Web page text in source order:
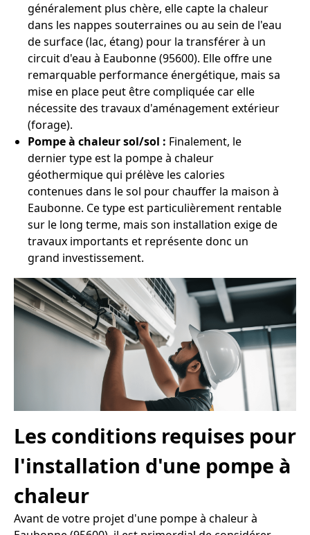
généralement plus chère, elle capte la chaleur
dans les nappes souterraines ou au sein de l'eau
de surface (lac, étang) pour la transférer à un
circuit d'eau à Eaubonne (95600). Elle offre une
remarquable performance énergétique, mais sa
mise en place peut être compliquée car elle
nécessite des travaux d'aménagement extérieur
(forage).
Pompe à chaleur sol/sol : Finalement, le
dernier type est la pompe à chaleur
géothermique qui prélève les calories
contenues dans le sol pour chauffer la maison à
Eaubonne. Ce type est particulièrement rentable
sur le long terme, mais son installation exige de
travaux importants et représente donc un
grand investissement.
Les conditions requises pour
l'installation d'une pompe à
chaleur
Avant de votre projet d'une pompe à chaleur à